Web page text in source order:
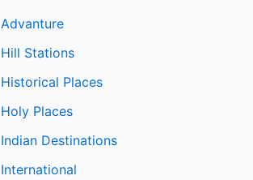
Advanture
Hill Stations
Historical Places
Holy Places
Indian Destinations
International